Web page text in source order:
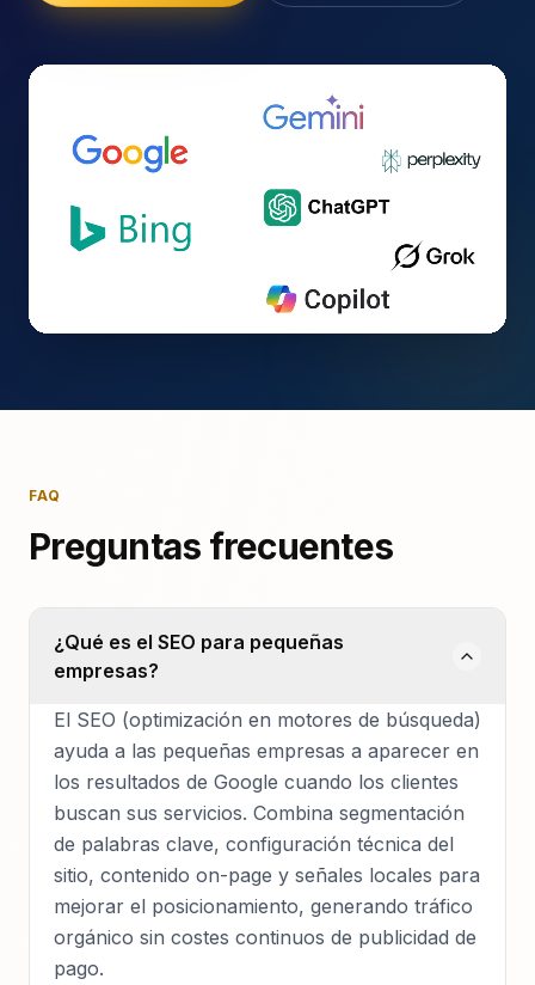
FAQ
Preguntas frecuentes
¿Qué es el SEO para pequeñas
empresas?
El SEO (optimización en motores de búsqueda)
ayuda a las pequeñas empresas a aparecer en
los resultados de Google cuando los clientes
buscan sus servicios. Combina segmentación
de palabras clave, configuración técnica del
sitio, contenido on-page y señales locales para
mejorar el posicionamiento, generando tráfico
orgánico sin costes continuos de publicidad de
pago.